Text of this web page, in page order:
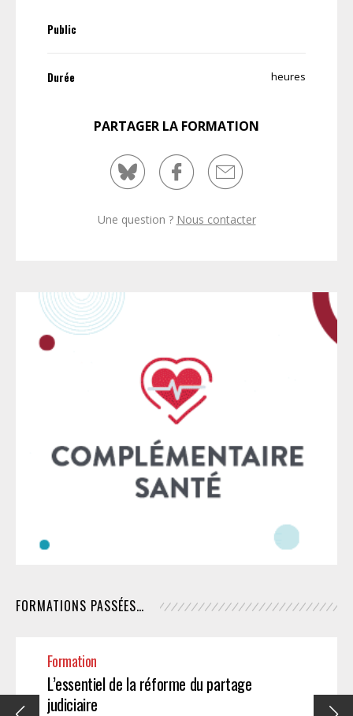
Public
Durée heures
PARTAGER LA FORMATION
Une question ? Nous contacter
FORMATIONS PASSÉES…
Formation
L’essentiel de la réforme du partage
judiciaire